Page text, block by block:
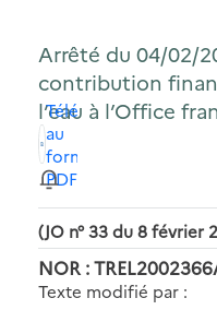
Arrêté du 04/02/
contribution
l’eau à l’Office
Télécharger
au
format
PDF
(JO n° 33 du 8 février
NOR :
Texte modifié par :